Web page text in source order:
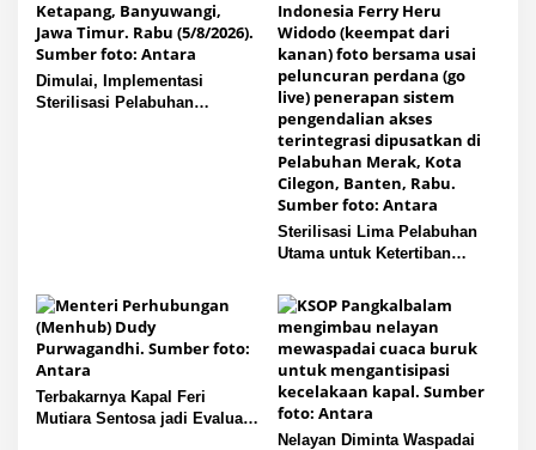
Dimulai, Implementasi
Sterilisasi Pelabuhan
Sterilisasi Lima Pelabuhan
Utama untuk Ketertiban
Terbakarnya Kapal Feri
Mutiara Sentosa jadi Evaluasi
Nelayan Diminta Waspadai